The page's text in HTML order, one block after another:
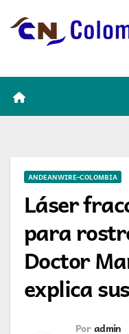
ANDEANWIRE-COLOMBIA
Láser
para
Doctor
explica
Por admin